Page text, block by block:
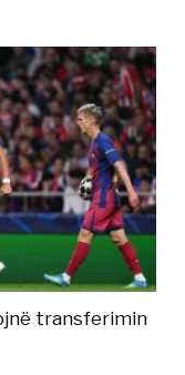
transferimin